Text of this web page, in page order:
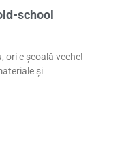
school
ori e școală veche!
și